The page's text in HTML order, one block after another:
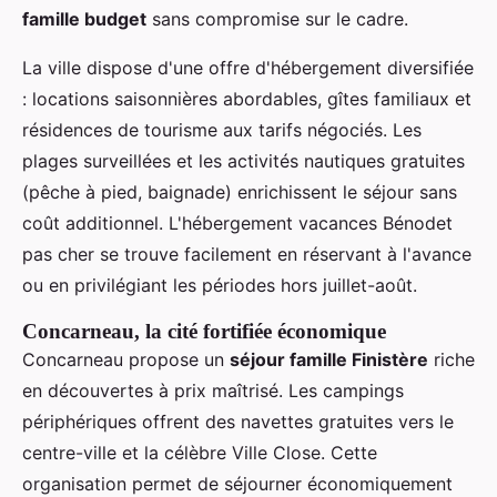
famille budget sans compromise sur le cadre.
La ville dispose d'une offre d'hébergement diversifiée
: locations saisonnières abordables, gîtes familiaux et
résidences de tourisme aux tarifs négociés. Les
plages surveillées et les activités nautiques gratuites
(pêche à pied, baignade) enrichissent le séjour sans
coût additionnel. L'hébergement vacances Bénodet
pas cher se trouve facilement en réservant à l'avance
ou en privilégiant les périodes hors juillet-août.
Concarneau, la cité fortifiée économique
Concarneau propose un séjour famille Finistère riche
en découvertes à prix maîtrisé. Les campings
périphériques offrent des navettes gratuites vers le
centre-ville et la célèbre Ville Close. Cette
organisation permet de séjourner économiquement